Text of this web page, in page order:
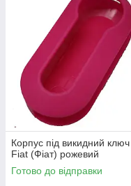
Корпус під викидний ключ
Fiat (Фіат) рожевий
Готово до відправки